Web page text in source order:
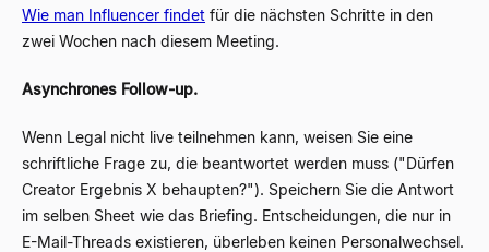
Wie man Influencer findet für die nächsten Schritte in den
zwei Wochen nach diesem Meeting.
Asynchrones Follow-up.
Wenn Legal nicht live teilnehmen kann, weisen Sie eine
schriftliche Frage zu, die beantwortet werden muss ("Dürfen
Creator Ergebnis X behaupten?"). Speichern Sie die Antwort
im selben Sheet wie das Briefing. Entscheidungen, die nur in
E-Mail-Threads existieren, überleben keinen Personalwechsel.